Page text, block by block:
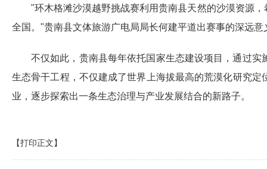
"环木格滩沙漠越野挑战赛利用贵南县天然的沙漠资源
全国。"贵南县文体旅游广电局局长何建平道出赛事的深远意
不仅如此，贵南县每年依托国家生态建设项目，通过
生态骨干工程，不仅建成了世界上海拔最高的荒漠化研究
业，逐步探索出一条生态治理与产业发展结合的新路子。
【打印正文】